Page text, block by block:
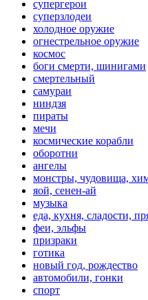
супергерои
суперзлодеи
холодное оружие
огнестрельное оружие
космос
боги смерти, шинигами
смертельный
самураи
ниндзя
пираты
мечи
космические корабли
оборотни
ангелы
монстры, чудовища,
яой, сенен-ай
музыка
еда, кухня, сладости,
феи, эльфы
призраки
готика
новый год, рождество
автомобили, гонки
спорт